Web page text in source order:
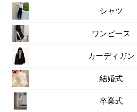
シャツ
ワンピース
カーディガン
結婚式
卒業式